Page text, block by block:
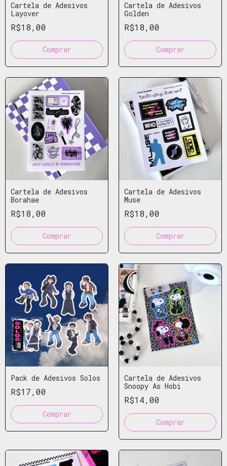
Cartela de Adesivos
Layover
R$18,00
Cartela de Adesivos
Golden
R$18,00
Cartela de Adesivos
Borahae
R$18,00
Cartela de Adesivos
Muse
R$18,00
Pack de Adesivos Solos
R$17,00
Cartela de Adesivos
Snoopy As Hobi
R$14,00